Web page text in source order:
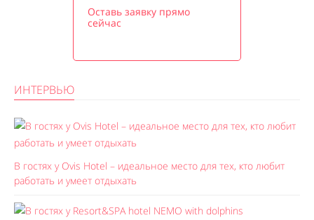
Оставь заявку прямо
сейчас
ИНТЕРВЬЮ
В гостях у Ovis Hotel – идеальное место для тех, кто любит
работать и умеет отдыхать